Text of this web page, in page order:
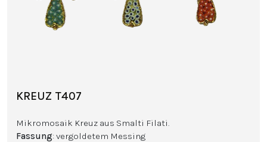
KREUZ T407
Mikromosaik Kreuz aus Smalti Filati.
Fassung: vergoldetem Messing